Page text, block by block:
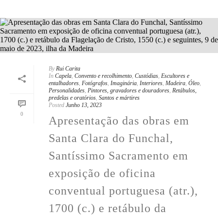
0
By Rui Carita
In Capela, Convento e recolhimento, Custódias, Escultores e
entalhadores, Fotógrafos, Imaginária, Interiores, Madeira, Óleo,
Personalidades, Pintores, gravadores e douradores, Retábulos,
predelas e oratórios, Santos e mártires
Posted Junho 13, 2023
Apresentação das obras em
Santa Clara do Funchal,
Santíssimo Sacramento em
exposição de oficina
conventual portuguesa (atr.),
1700 (c.) e retábulo da